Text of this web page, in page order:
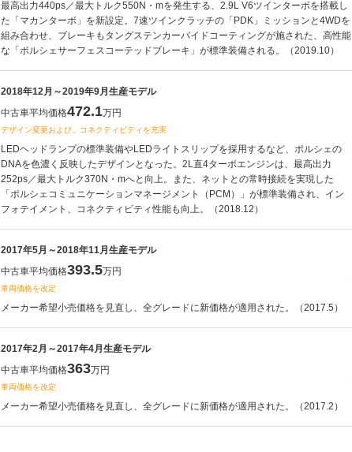
最高出力440ps／最大トルク550N・mを発生する、2.9L V6ツインターボを搭載し
た「マカンターボ」を新設定。7速ツインクラッチの「PDK」ミッションと4WDを
組み合わせ、ブレーキもタングステンカーバイドコーティングが施された、高性能
な「ポルシェサーフェスコーテッドブレーキ」が標準装備される。（2019.10）
2018年12月～2019年9月生産モデル
中古車平均価格472.1万円
デザイン変更および、コネクティビティを充実
LEDヘッドランプの標準装備やLEDライトスリップを採用するなど、ポルシェの
DNAを色濃く反映したデザインとなった。2L直4ターボエンジンは、最高出力
252ps／最大トルク370N・mへと向上。また、ネットとの常時接続を実現した
「ポルシェコミュニケーションマネージメント（PCM）」が標準装備され、イン
フォテイメント、コネクティビティ性能も向上。（2018.12）
2017年5月～2018年11月生産モデル
中古車平均価格393.5万円
車両価格を改定
メーカー希望小売価格を見直し、全グレードに新価格が適用された。（2017.5）
2017年2月～2017年4月生産モデル
中古車平均価格363万円
車両価格を改定
メーカー希望小売価格を見直し、全グレードに新価格が適用された。（2017.2）